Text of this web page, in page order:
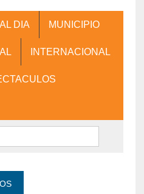
DIA MUNICIPIO
INTERNACIONAL